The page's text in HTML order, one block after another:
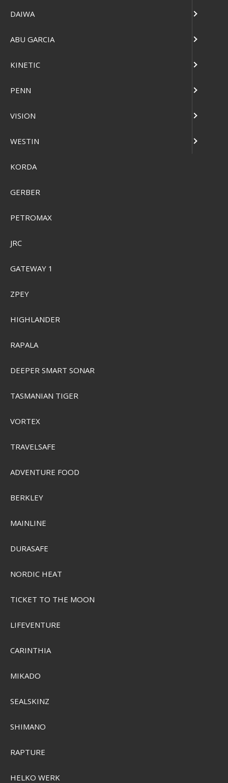
Ilures Tobis Håndmalede i Danmark
SEK 117,00
DAIWA
ABU GARCIA
KINETIC
PENN
VISION
WESTIN
KORDA
GERBER
PETROMAX
JRC
GATEWAY 1
ZPEY
HIGHLANDER
RAPALA
DEEPER SMART SONAR
TASMANIAN TIGER
VORTEX
TRAVELSAFE
ADVENTURE FOOD
BERKLEY
MAINLINE
DURASAFE
NORDIC HEAT
TICKET TO THE MOON
LIFEVENTURE
CARINTHIA
MIKADO
SEALSKINZ
SHIMANO
RAPTURE
HELKO WERK